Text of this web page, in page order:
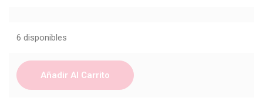
6 disponibles
Añadir Al Carrito